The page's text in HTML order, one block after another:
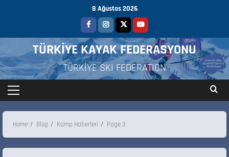
8 Ağustos 2026
TÜRKİYE KAYAK FEDERASYONU
TÜRKİYE SKI FEDERATION
Home Blog Kamp Haberleri Page 3